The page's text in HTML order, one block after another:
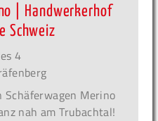
| Handwerkerhof
Schweiz
4
Schäferwagen Merino
nah am Trubachtal!